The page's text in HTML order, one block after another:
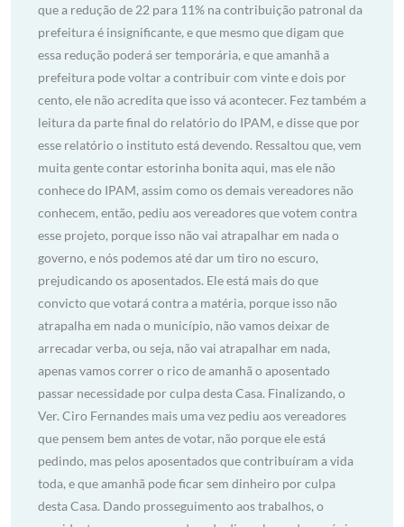
que a redução de 22 para 11% na contribuição patronal da
prefeitura é insignificante, e que mesmo que digam que
essa redução poderá ser temporária, e que amanhã a
prefeitura pode voltar a contribuir com vinte e dois por
cento, ele não acredita que isso vá acontecer. Fez também a
leitura da parte final do relatório do IPAM, e disse que por
esse relatório o instituto está devendo. Ressaltou que, vem
muita gente contar estorinha bonita aqui, mas ele não
conhece do IPAM, assim como os demais vereadores não
conhecem, então, pediu aos vereadores que votem contra
esse projeto, porque isso não vai atrapalhar em nada o
governo, e nós podemos até dar um tiro no escuro,
prejudicando os aposentados. Ele está mais do que
convicto que votará contra a matéria, porque isso não
atrapalha em nada o município, não vamos deixar de
arrecadar verba, ou seja, não vai atrapalhar em nada,
apenas vamos correr o rico de amanhã o aposentado
passar necessidade por culpa desta Casa. Finalizando, o
Ver. Ciro Fernandes mais uma vez pediu aos vereadores
que pensem bem antes de votar, não porque ele está
pedindo, mas pelos aposentados que contribuíram a vida
toda, e que amanhã pode ficar sem dinheiro por culpa
desta Casa. Dando prosseguimento aos trabalhos, o